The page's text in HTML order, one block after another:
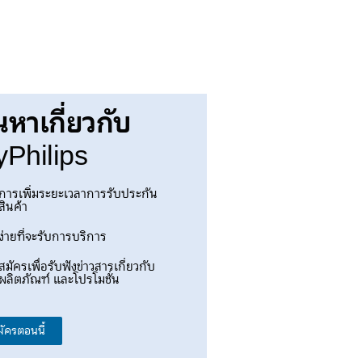
าเกี่ยวกับ
ารเพิ่มระยะเวลาการรับประกัน
นค้า
ายที่จะรับการบริการ
มัครเพื่อรับฟังข่าวสารเกี่ยวกับ
ผลิตภัณฑ์ และโปรโมชั่น
ครตอนนี้